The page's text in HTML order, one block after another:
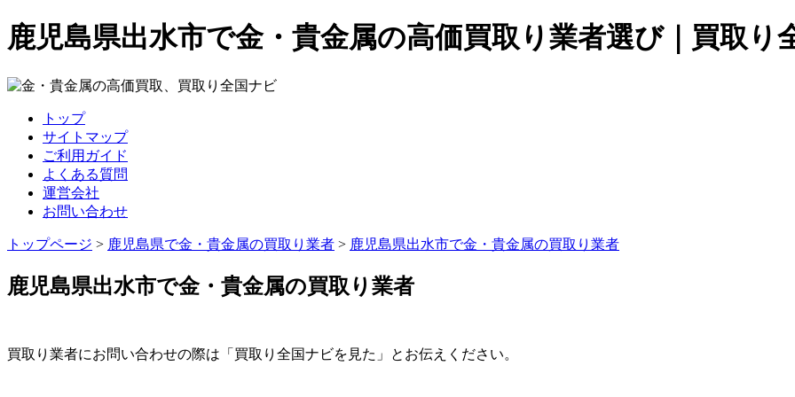
鹿児島県出水市で金・貴金属の高価買取り業者選び｜買取り
トップ
サイトマップ
ご利用ガイド
よくある質問
運営会社
お問い合わせ
トップページ > 鹿児島県で金・貴金属の買取り業者 > 鹿児島県出水市で金・貴金属の買取り業者
鹿児島県出水市で金・貴金属の買取り業者
買取り業者にお問い合わせの際は「買取り全国ナビを見た」とお伝えください。